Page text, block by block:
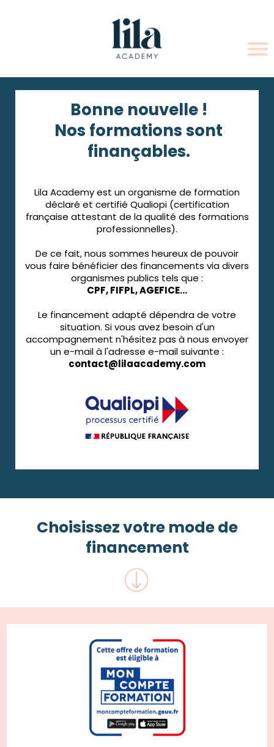
Bonne nouvelle !
Nos formations sont
finançables.
Lila Academy est un organisme de formation
déclaré et certifié Qualiopi (certification
française attestant de la qualité des formations
professionnelles).
De ce fait, nous sommes heureux de pouvoir
vous faire bénéficier des financements via divers
organismes publics tels que :
CPF, FIFPL, AGEFICE...
Le financement adapté dépendra de votre
situation. Si vous avez besoin d'un
accompagnement n'hésitez pas à nous envoyer
un e-mail à l'adresse e-mail suivante :
contact@lilaacademy.com
Choisissez votre mode de
financement